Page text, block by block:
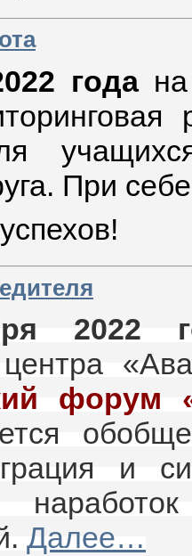
годана
При
2022
и
Далее…